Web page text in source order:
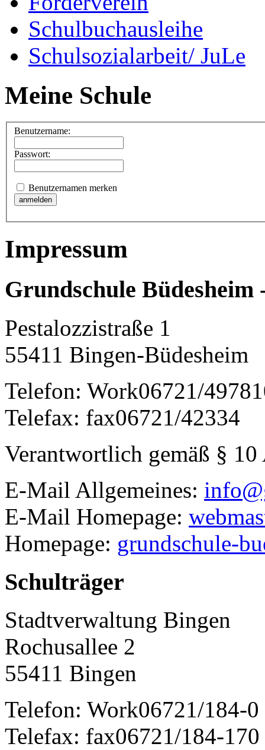
Schulbuchausleihe
Schulsozialarbeit/ JuLe
Meine Schule
Benutzername:
Passwort:
Benutzernamen merken
Impressum
Grundschule Büdesheim
Pestalozzistraße 1
55411 Bingen-Büdesheim
Telefon: Work06721/
Telefax: fax06721/42334
Verantwortlich gemäß §
E-Mail Allgemeines:
E-Mail Homepage:
Homepage: grundschule-
Schulträger
Stadtverwaltung Bingen
Rochusallee 2
55411 Bingen
Telefon: Work06721/184-0
Telefax: fax06721/184-170